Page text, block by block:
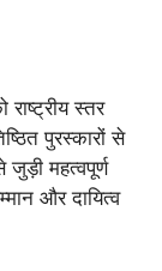
स्तर
पुरस्कारों से
महत्वपूर्ण
और दायित्व